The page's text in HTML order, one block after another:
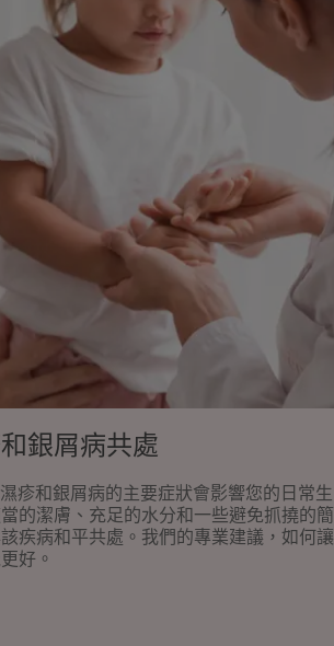
銀屑病共處
疹和銀屑病的主要症狀會影響您的日常生
的潔膚、充足的水分和一些避免抓撓的簡
疾病和平共處。我們的專業建議，如何讓
好。